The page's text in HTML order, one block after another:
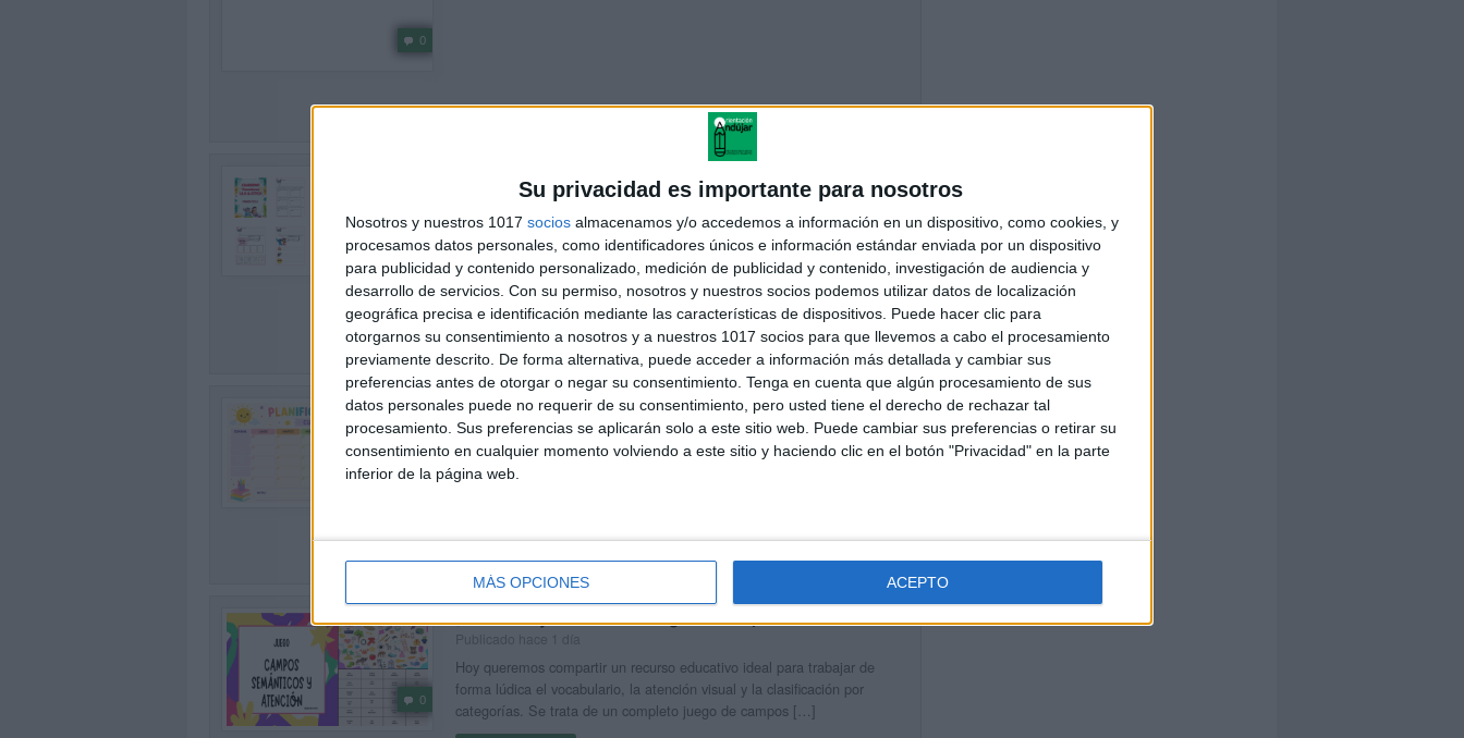
Su privacidad es importante para nosotros
Nosotros y nuestros 1017 socios almacenamos y/o accedemos a información en un dispositivo, como cookies, y
procesamos datos personales, como identificadores únicos e información estándar enviada por un dispositivo
para publicidad y contenido personalizado, medición de publicidad y contenido, investigación de audiencia y
desarrollo de servicios. Con su permiso, nosotros y nuestros socios podemos utilizar datos de localización
geográfica precisa e identificación mediante las características de dispositivos. Puede hacer clic para
otorgarnos su consentimiento a nosotros y a nuestros 1017 socios para que llevemos a cabo el procesamiento
previamente descrito. De forma alternativa, puede acceder a información más detallada y cambiar sus
preferencias antes de otorgar o negar su consentimiento. Tenga en cuenta que algún procesamiento de sus
datos personales puede no requerir de su consentimiento, pero usted tiene el derecho de rechazar tal
procesamiento. Sus preferencias se aplicarán solo a este sitio web. Puede cambiar sus preferencias o retirar su
consentimiento en cualquier momento volviendo a este sitio y haciendo clic en el botón "Privacidad" en la parte
inferior de la página web.
MÁS OPCIONES ACEPTO
0
0
Más de 50 actividades de verano con Lilo & Stitch para
Primaria
Publicado hace 23 horas
Las vacaciones son el momento perfecto para seguir aprendiendo de una
forma relajada y divertida. Por eso hoy compartimos un completo
cuaderno de vacaciones inspirado en Lilo & Stitch, especialmente […]
0
Planificador mensual editable CURSO 2026-2027
Publicado hace 1 día
La organización es una de las claves para afrontar el curso escolar con
éxito. Por ello, hoy compartimos un Planificador mensual editable para el
SEGUIR LEYENDO
0
¡A Buscar y Clasificar! Juego de campos semánticos
Publicado hace 1 día
Hoy queremos compartir un recurso educativo ideal para trabajar de
forma lúdica el vocabulario, la atención visual y la clasificación por
categorías. Se trata de un completo juego de campos […]